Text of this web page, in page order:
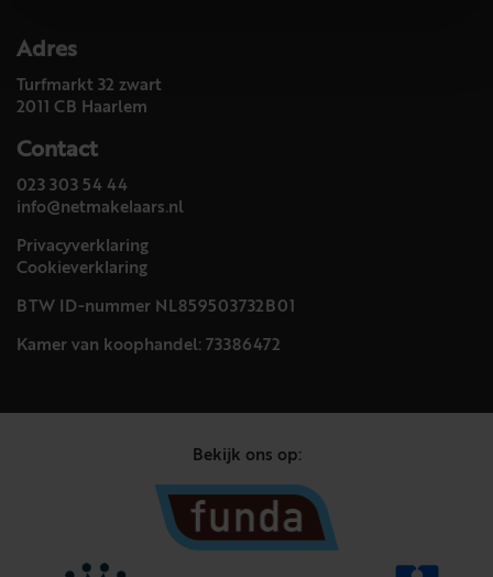
Adres
Turfmarkt 32 zwart
2011 CB Haarlem
Contact
023 303 54 44
info@netmakelaars.nl
Privacyverklaring
Cookieverklaring
BTW ID-nummer NL859503732B01
Kamer van koophandel: 73386472
Bekijk ons op: